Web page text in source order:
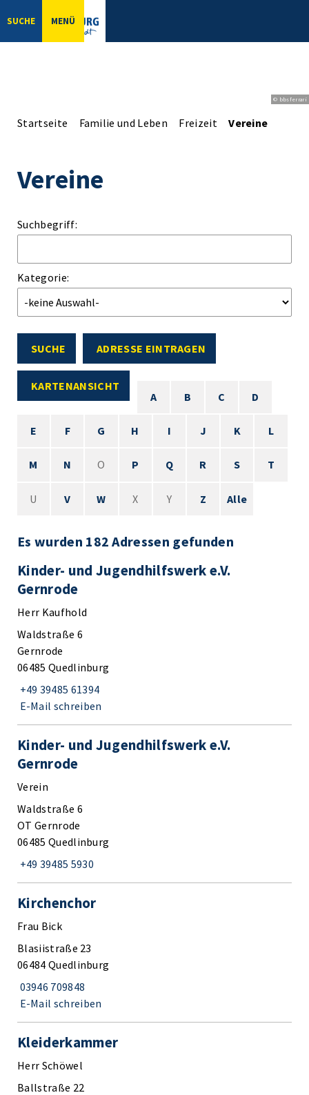
SUCHE MENÜ
© bbsferrari
Startseite Familie und Leben Freizeit Vereine
Vereine
Suchbegriff:
Kategorie:
SUCHE ADRESSE EINTRAGEN
KARTENANSICHT
A
B C D
E F G H I J K L
M N O P Q R S T
U V W X Y Z Alle
Es wurden 182 Adressen gefunden
Kinder- und Jugendhilfswerk e.V.
Gernrode
Herr Kaufhold
Waldstraße 6
Gernrode
06485 Quedlinburg
+49 39485 61394
E-Mail schreiben
Kinder- und Jugendhilfswerk e.V.
Gernrode
Verein
Waldstraße 6
OT Gernrode
06485 Quedlinburg
+49 39485 5930
Kirchenchor
Frau Bick
Blasiistraße 23
06484 Quedlinburg
03946 709848
E-Mail schreiben
Kleiderkammer
Herr Schöwel
Ballstraße 22